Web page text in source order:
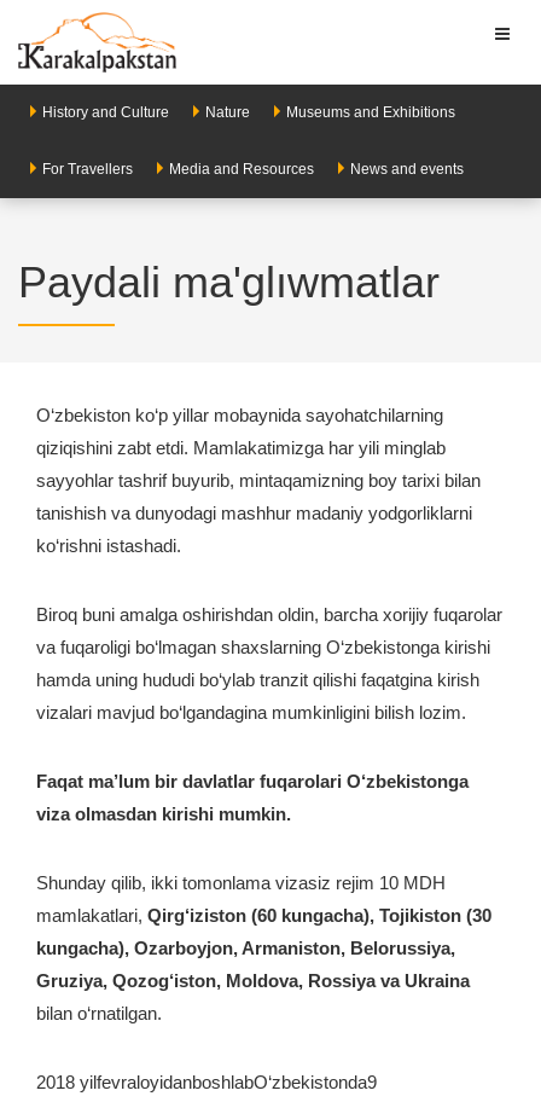
History and Culture Nature Museums and Exhibitions
For Travellers Media and Resources News and events
Paydali ma'glıwmatlar
O‘zbekiston ko‘p yillar mobaynida sayohatchilarning
qiziqishini zabt etdi. Mamlakatimizga har yili minglab
sayyohlar tashrif buyurib, mintaqamizning boy tarixi bilan
tanishish va dunyodagi mashhur madaniy yodgorliklarni
ko‘rishni istashadi.
Biroq buni amalga oshirishdan oldin, barcha xorijiy fuqarolar
va fuqaroligi bo‘lmagan shaxslarning O‘zbekistonga kirishi
hamda uning hududi bo‘ylab tranzit qilishi faqatgina kirish
vizalari mavjud bo‘lgandagina mumkinligini bilish lozim.
Faqat ma’lum bir davlatlar fuqarolari O‘zbekistonga
viza olmasdan kirishi mumkin.
Shunday qilib, ikki tomonlama vizasiz rejim 10 MDH
mamlakatlari, Qirg‘iziston (60 kungacha), Tojikiston (30
kungacha), Ozarboyjon, Armaniston, Belorussiya,
Gruziya, Qozog‘iston, Moldova, Rossiya va Ukraina
bilan o‘rnatilgan.
2018 yilfevraloyidanboshlabO‘zbekistonda9